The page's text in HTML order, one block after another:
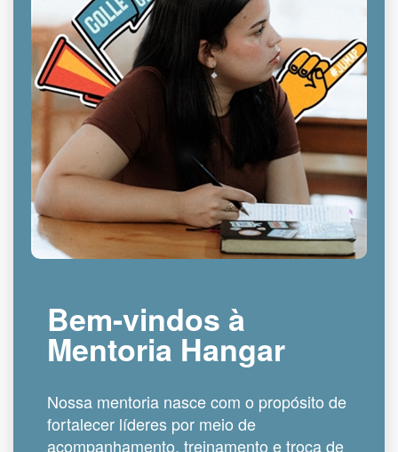
Bem-vindos à
Mentoria Hangar
Nossa mentoria nasce com o propósito de
fortalecer líderes por meio de
acompanhamento, treinamento e troca de